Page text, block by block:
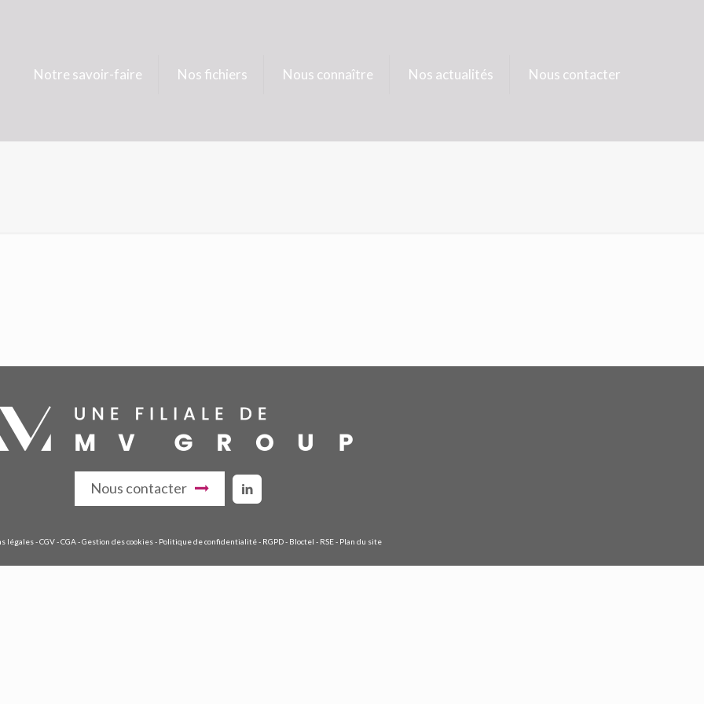
Notre savoir-faire Nos fichiers Nous connaître Nos actualités Nous contacter
Nous contacter
légales-CGV-CGA-Gestion des cookies- Politique de confidentialité- RGPD- Bloctel - RSE- Plan du site